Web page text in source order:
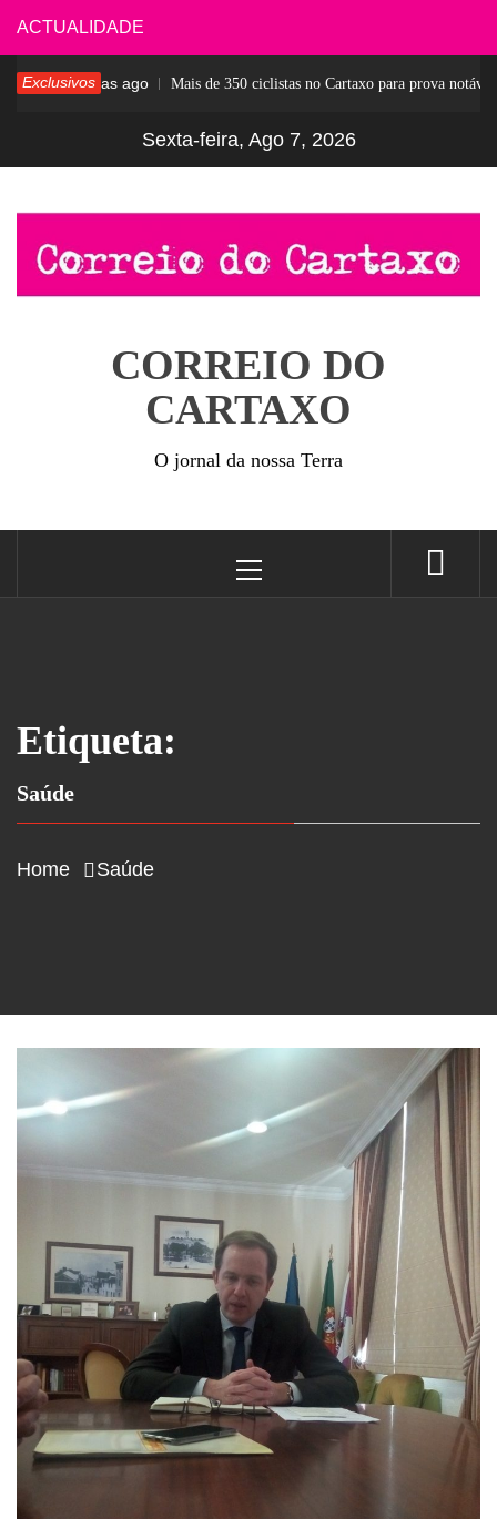
Skip
to
content
ACTUALIDADE
Exclusivos5 dias ago Mais de 350 ciclistas no Cartaxo para prova notável
Sexta-feira, Ago 7, 2026
CORREIO DO
CARTAXO
O jornal da nossa Terra
Menu
Etiqueta:
Saúde
Home Saúde